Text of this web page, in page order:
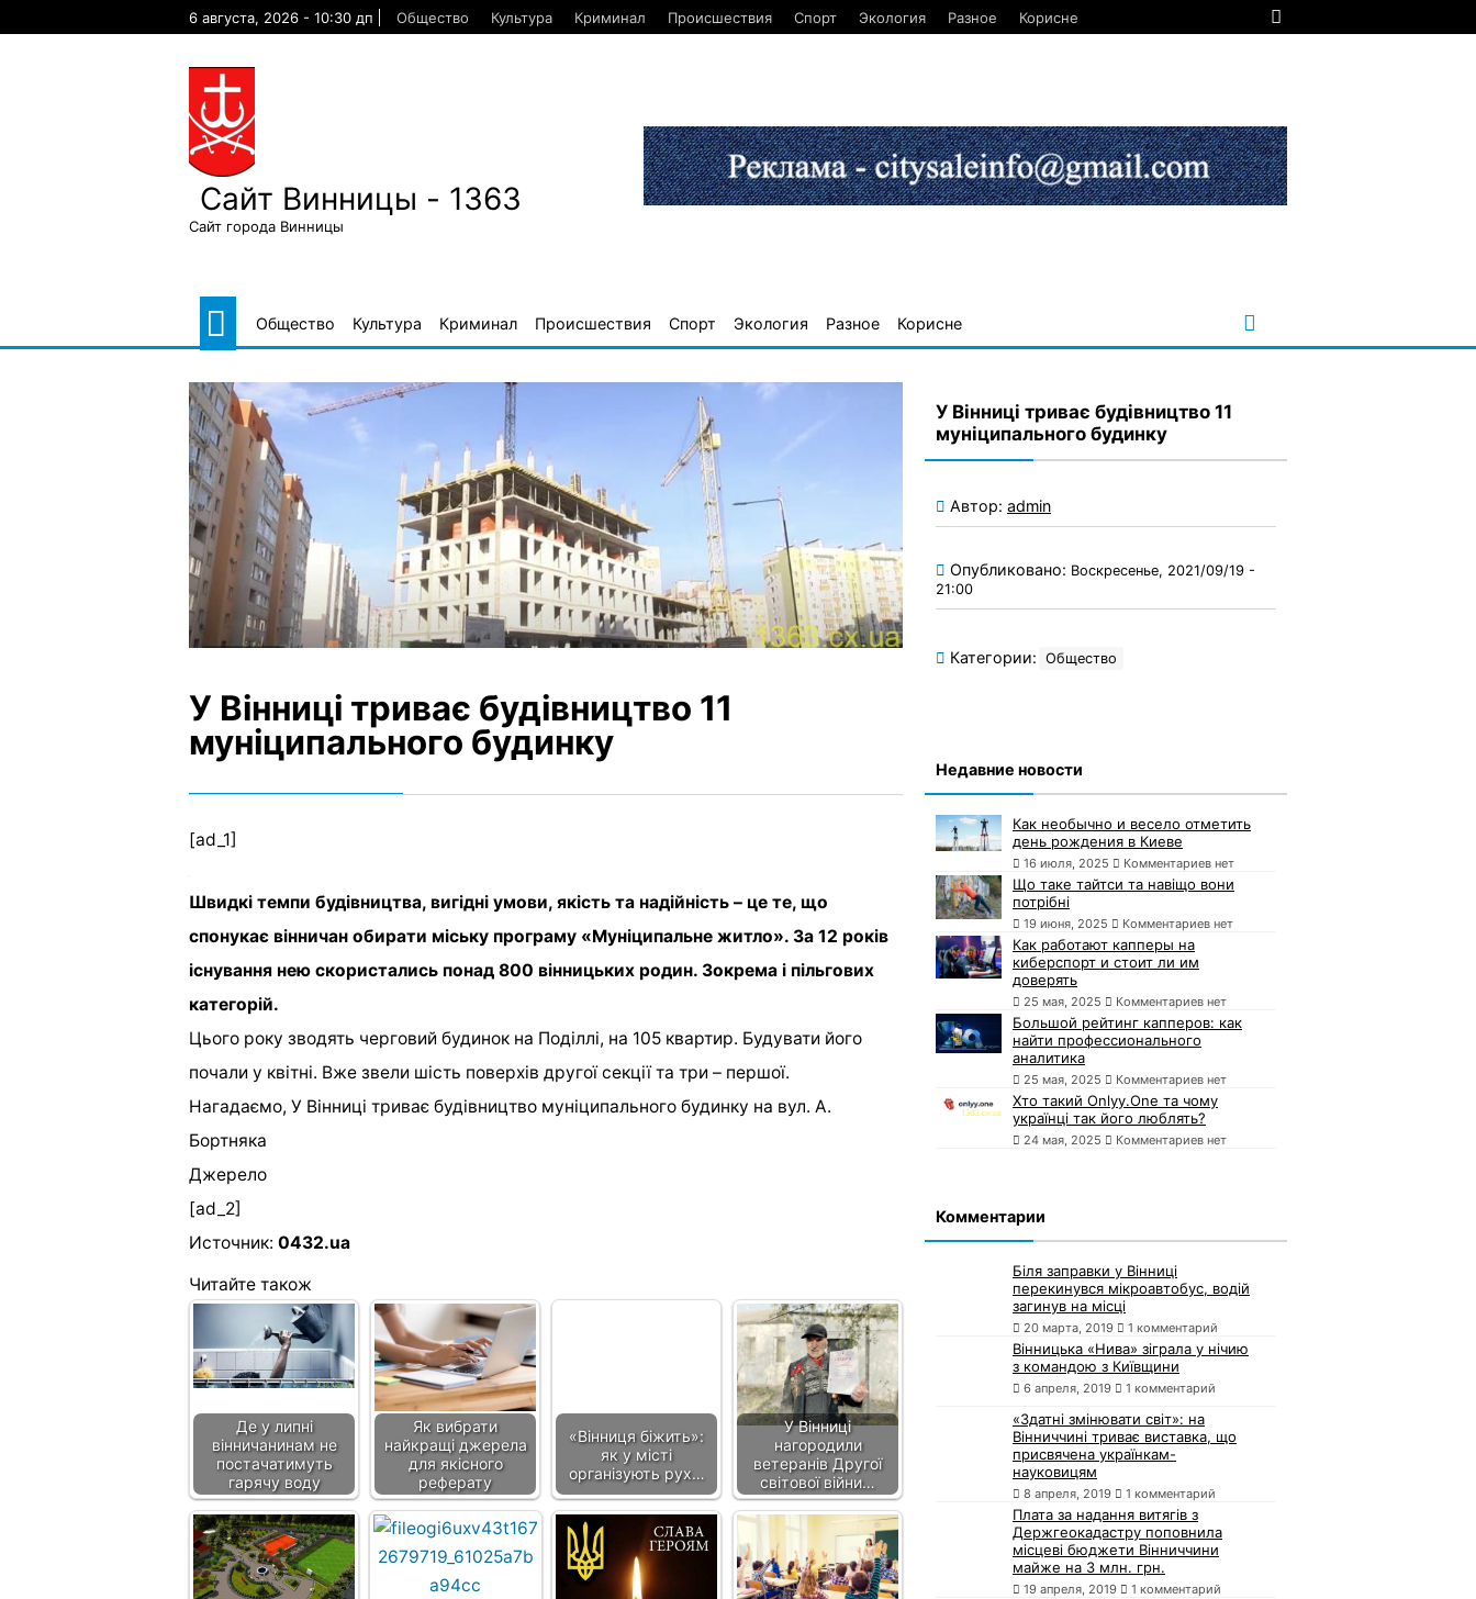
6 августа, 2026 - 10:30 дп Общество Культура Криминал Происшествия Спорт Экология Разное Корисне
Сайт Винницы - 1363
Сайт города Винницы
Общество Культура Криминал Происшествия Спорт Экология Разное Корисне
У Вінниці триває будівництво 11
муніципального будинку
[ad_1]
Швидкі темпи будівництва, вигідні умови, якість та надійність – це те, що
спонукає вінничан обирати міську програму «Муніципальне житло». За 12 років
існування нею скористались понад 800 вінницьких родин. Зокрема і пільгових
категорій.
Цього року зводять черговий будинок на Поділлі, на 105 квартир. Будувати його
почали у квітні. Вже звели шість поверхів другої секції та три – першої.
Нагадаємо, У Вінниці триває будівництво муніципального будинку на вул. А.
Бортняка
Джерело
[ad_2]
Источник: 0432.ua
Читайте також
Де у липні
вінничанинам не
постачатимуть
гарячу воду
Як вибрати
найкращі джерела
для якісного
реферату
«Вінниця біжить»:
як у місті
організують рух…
У Вінниці
нагородили
ветеранів Другої
світової війни…
У Вінниці триває будівництво 11
муніципального будинку
Автор: admin
Опубликовано: Воскресенье, 2021/09/19 -
21:00
Категории: Общество
Недавние новости
Как необычно и весело отметить
день рождения в Киеве
16 июля, 2025 Комментариев нет
Що таке тайтси та навіщо вони
потрібні
19 июня, 2025 Комментариев нет
Как работают капперы на
киберспорт и стоит ли им
доверять
25 мая, 2025 Комментариев нет
Большой рейтинг капперов: как
найти профессионального
аналитика
25 мая, 2025 Комментариев нет
Хто такий Onlyy.One та чому
українці так його люблять?
24 мая, 2025 Комментариев нет
Комментарии
Біля заправки у Вінниці
перекинувся мікроавтобус, водій
загинув на місці
20 марта, 2019 1 комментарий
Вінницька «Нива» зіграла у нічию
з командою з Київщини
6 апреля, 2019 1 комментарий
«Здатні змінювати світ»: на
Вінниччині триває виставка, що
присвячена українкам-
науковицям
8 апреля, 2019 1 комментарий
Плата за надання витягів з
Держгеокадастру поповнила
місцеві бюджети Вінниччини
майже на 3 млн. грн.
19 апреля, 2019 1 комментарий